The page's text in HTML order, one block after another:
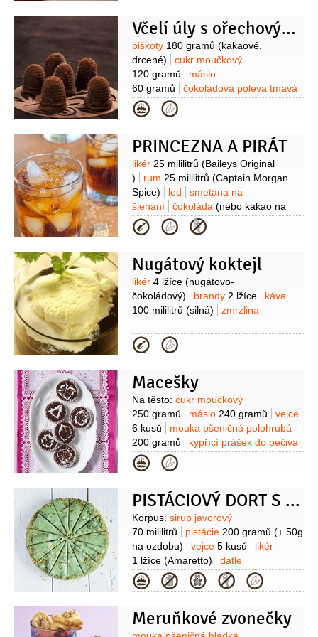
Včelí úly s ořechovým likérem
Suroviny
piškoty 180 gramů (kakaové,
drcené)
cukr moučkový
120 gramů
máslo
60 gramů
čokoládová poleva tmavá
30 gramů
rozpuštěná)
kakao20 gramů
rum
moučkový (na vysypání
formiček)
piškoty 20 kusů
(kakaové)
Na náplň:
máslo 80 gramů
cukr
třtinový 50 gramů
1 kus
likér 2 lžíce (ořechový)
zahuštěné (kondenzované)1 lžíce
(neslazené)
Kategorie
PRINCEZNA A PIRÁT
Suroviny
likér 25 mililitrů (Baileys Original
)
rum 25 mililitrů (Captain Morgan
Spice)
led
smetana na
šlehání
čokoláda (nebo kakao na
ozdobení)
Kategorie
Nugátový koktejl
Suroviny
likér 4 lžíce (nugátovo-
čokoládový)
brandy 2 lžíce
káva
100 mililitrů (silná) zmrzlina
Kategorie
Macešky
Suroviny
Na těsto: cukr moučkový
250 gramů
máslo 240 gramů
vejce
6 kusů
mouka pšeničná polohrubá
200 gramů
kypřící prášek do pečiva
1/2balíčku
(holandského typu) Na krém: máslo
70 gramů
likér5 lžic
(váš
oblíbený)
kakao
2 lžíce
(holandského typu)
Na ozdobení:
čokoláda
100 gramů (60%)
rostlinný
tuk70 gramů voda5 lžic
bílá100 gramů kokos(strouhaný, na
obalení) Kromě toho: máslo
polohrubá (na vysypání plechu)
Kategorie
PISTÁCIOVÝ DORT S CITRONOVOU POLEVOU
Suroviny
Korpus: sirup javorový
70 mililitrů
pistácie 200 gramů (+ 50g
na ozdobu)
vejce 5 kusů
likér
1 lžíce (Amaretto)
datle
120 gramů
mouka rýžová
50 gramů
máslo150 gramů
1 lžička
citron1 kus Poleva: cukr
moučkový
100 gramů
Kategorie
Meruňkové zvonečky